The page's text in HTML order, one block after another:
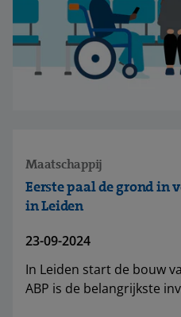
Eerste paal de grond in
in Leiden
Maatschappij
23-09-2024
In Leiden start de bouw
ABP is de belangrijkste